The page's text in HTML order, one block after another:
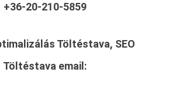
+36-20-210-5859
Töltéstava, SEO
Töltéstava email: